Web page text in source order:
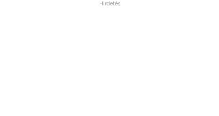
Hirdetés